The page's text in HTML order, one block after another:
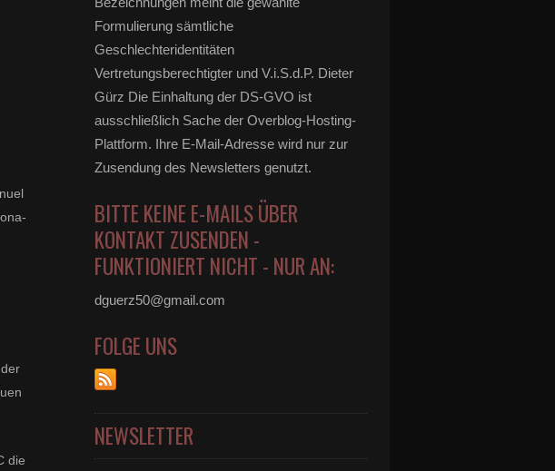
die
Formulierung sämtliche
Geschlechteridentitäten
Vertretungsberechtigter und V.i.S.d.P. Dieter
Gürz Die Einhaltung der DS-GVO ist
ausschließlich Sache der Overblog-Hosting-
Plattform. Ihre E-Mail-Adresse wird nur zur
Zusendung des Newsletters genutzt.
BITTE KEINE E-MAILS ÜBER
KONTAKT ZUSENDEN -
FUNKTIONIERT NICHT - NUR AN:
dguerz50@gmail.com
FOLGE UNS
NEWSLETTER